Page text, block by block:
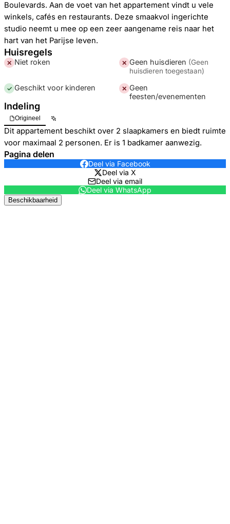
Boulevards. Aan de voet van het appartement vindt u vele
winkels, cafés en restaurants. Deze smaakvol ingerichte
studio neemt u mee op een zeer aangename reis naar het
hart van het Parijse leven.
Huisregels
✕ Niet roken ✕ Geen huisdieren (Geen
huisdieren toegestaan)
✓ Geschikt voor kinderen ✕ Geen
feesten/evenementen
Indeling
Origineel
Dit appartement beschikt over 2 slaapkamers en biedt ruimte
voor maximaal 2 personen. Er is 1 badkamer aanwezig.
Pagina delen
Deel via Facebook
Deel via X
Deel via email
Deel via WhatsApp
Beschikbaarheid